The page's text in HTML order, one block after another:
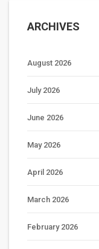
ARCHIVES
August 2026
July 2026
June 2026
May 2026
April 2026
March 2026
February 2026